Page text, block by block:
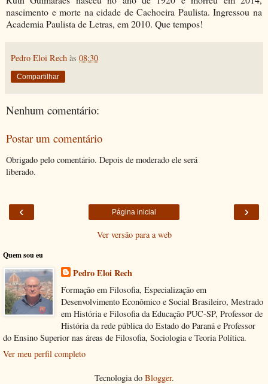
nascimento e morte na cidade de Cachoeira Paulista. Ingressou na
Academia Paulista de Letras, em 2010. Que tempos!
Pedro Eloi Rech às 08:30
Compartilhar
Nenhum comentário:
Postar um comentário
Obrigado pelo comentário. Depois de moderado ele será
liberado.
‹ ›
Página inicial
Ver versão para a web
Quem sou eu
Pedro Eloi Rech
Formação em Filosofia, Especialização em
Desenvolvimento Econômico e Social Brasileiro, Mestrado
em História e Filosofia da Educação PUC-SP, Professor de
História da rede pública do Estado do Paraná e Professor
do Ensino Superior nas áreas de Filosofia, Sociologia e Teoria Política.
Ver meu perfil completo
Tecnologia do Blogger.